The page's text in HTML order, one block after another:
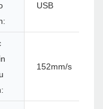
USB
152mm/s